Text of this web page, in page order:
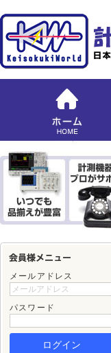
メールアドレス
パスワード